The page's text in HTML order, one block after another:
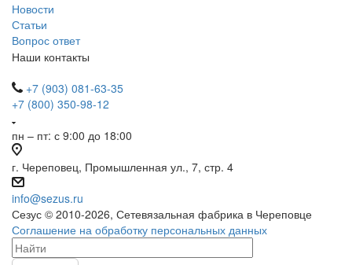
Новости
Статьи
Вопрос ответ
Наши контакты
+7 (903) 081-63-35
+7 (800) 350-98-12
пн – пт: с 9:00 до 18:00
г. Череповец, Промышленная ул., 7, стр. 4
info@sezus.ru
Сезус © 2010-2026, Сетевязальная фабрика в Череповце
Соглашение на обработку персональных данных